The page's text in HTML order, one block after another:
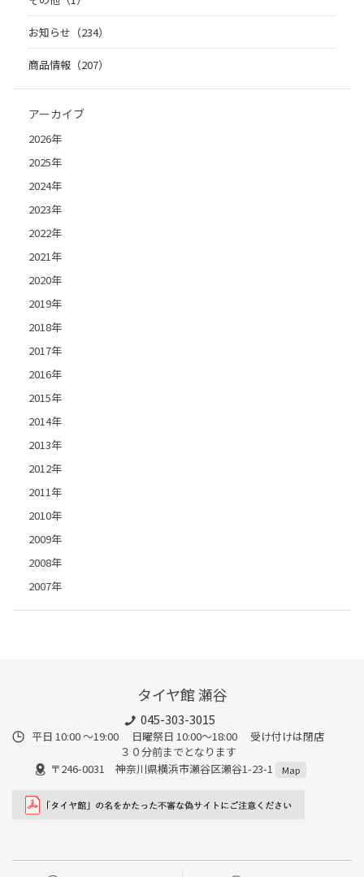
お知らせ（234）
商品情報（207）
アーカイブ
2026年
2025年
2024年
2023年
2022年
2021年
2020年
2019年
2018年
2017年
2016年
2015年
2014年
2013年
2012年
2011年
2010年
2009年
2008年
2007年
タイヤ館 瀬谷
045-303-3015
平日 10:00 ～19:00 日曜祭日 10:00～18:00 受け付けは閉店
３０分前までとなります
〒246-0031 神奈川県横浜市瀬谷区瀬谷1-23-1
Map